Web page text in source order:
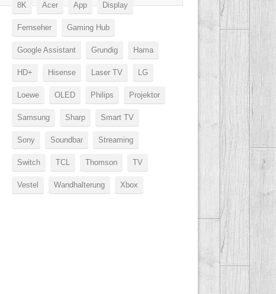
8K Acer App Display
Fernseher Gaming Hub
Google Assistant Grundig Hama
HD+ Hisense Laser TV LG
Loewe OLED Philips Projektor
Samsung Sharp Smart TV
Sony Soundbar Streaming
Switch TCL Thomson TV
Vestel Wandhalterung Xbox